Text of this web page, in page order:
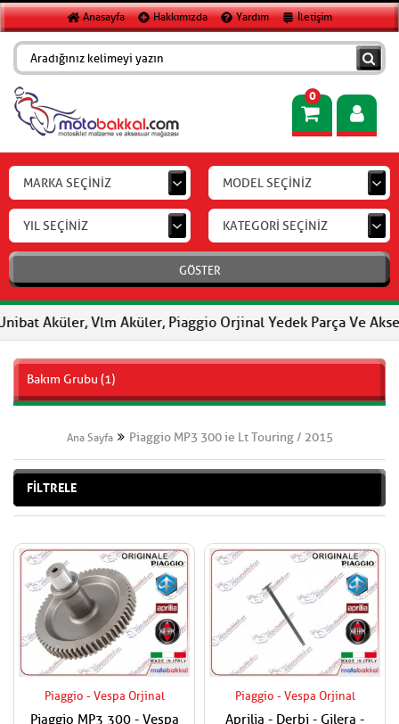
Anasayfa Hakkımızda Yardım İletişim
0
MARKA SEÇİNİZ MODEL SEÇİNİZ
YIL SEÇİNİZ KATEGORİ SEÇİNİZ
GÖSTER
Aküler, Vlm Aküler, Piaggio Orjinal Yedek Parça Ve
Bakım Grubu (1)
Ana Sayfa Piaggio MP3 300 ie Lt Touring / 2015
FİLTRELE
Piaggio - Vespa Orjinal
Piaggio MP3 300 - Vespa
Piaggio - Vespa Orjinal
Aprilia - Derbi - Gilera -